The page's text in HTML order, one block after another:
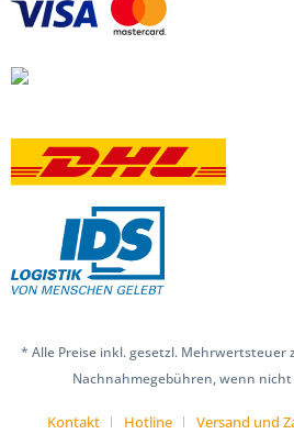
* Alle Preise inkl. gesetzl. Mehrwertsteuer
Nachnahmegebühren, wenn
Kontakt Hotline Versand und